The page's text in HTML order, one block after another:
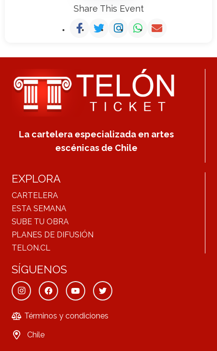
Share This Event
La cartelera especializada en artes
escénicas de Chile
EXPLORA
CARTELERA
ESTA SEMANA
SUBE TU OBRA
PLANES DE DIFUSIÓN
TELON.CL
SÍGUENOS
Términos y condiciones
Chile